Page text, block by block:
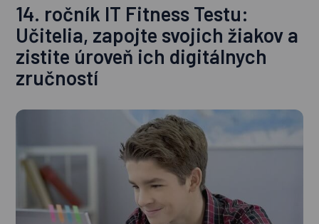
14. ročník IT Fitness Testu:
Učitelia, zapojte svojich žiakov a
zistite úroveň ich digitálnych
zručností